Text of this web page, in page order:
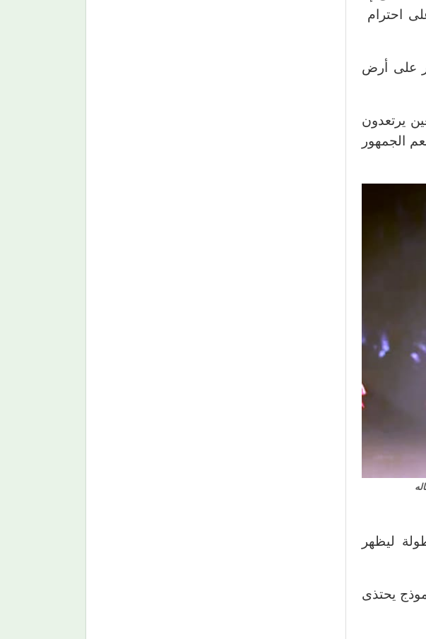
احترام
على أرض
يرتعدون
الجمهور
ليظهر
يحتذى